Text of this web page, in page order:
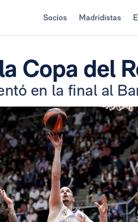
Socios Madridistas
Copa del
en la final al